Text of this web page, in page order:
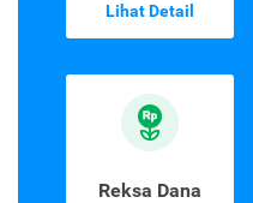
Lihat Detail
Reksa Dana